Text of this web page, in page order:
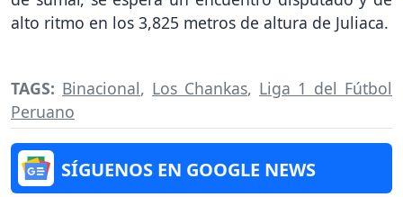
alto ritmo en los 3,825 metros de altura de Juliaca.
TAGS: Binacional, Los Chankas, Liga 1 del Fútbol
Peruano
SÍGUENOS EN GOOGLE NEWS